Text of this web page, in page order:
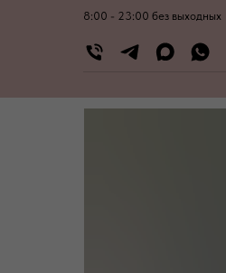
8:00 - 23:00 без выходных